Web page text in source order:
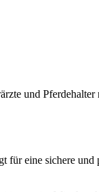
und Pferdehalter
für eine sichere und